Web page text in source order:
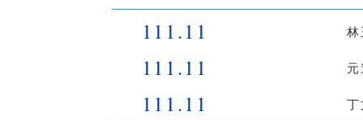
111.11
111.11
111.11